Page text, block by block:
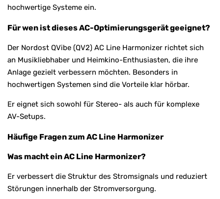
hochwertige Systeme ein.
Für wen ist dieses AC-Optimierungsgerät geeignet?
Der Nordost QVibe (QV2) AC Line Harmonizer richtet sich
an Musikliebhaber und Heimkino-Enthusiasten, die ihre
Anlage gezielt verbessern möchten. Besonders in
hochwertigen Systemen sind die Vorteile klar hörbar.
Er eignet sich sowohl für Stereo- als auch für komplexe
AV-Setups.
Häufige Fragen zum AC Line Harmonizer
Was macht ein AC Line Harmonizer?
Er verbessert die Struktur des Stromsignals und reduziert
Störungen innerhalb der Stromversorgung.